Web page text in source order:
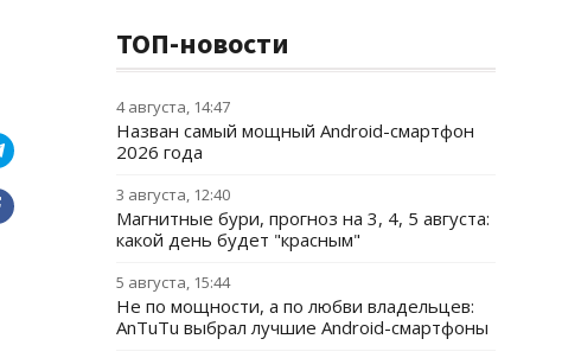
ТОП-новости
4 августа, 14:47
Назван самый мощный Android-смартфон
2026 года
3 августа, 12:40
Магнитные бури, прогноз на 3, 4, 5 августа:
какой день будет "красным"
5 августа, 15:44
Не по мощности, а по любви владельцев:
AnTuTu выбрал лучшие Android-смартфоны